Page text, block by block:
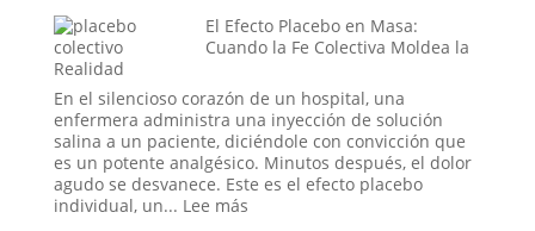
mundo
del
Otro
El
Secreto
no
Confesado
del
Dominio
El Efecto Placebo en Masa:
Cuando la Fe Colectiva Moldea la
Realidad
En el silencioso corazón de un hospital, una
enfermera administra una inyección de solución
salina a un paciente, diciéndole con convicción que
es un potente analgésico. Minutos después, el dolor
agudo se desvanece. Este es el efecto placebo
individual, un... Lee más: